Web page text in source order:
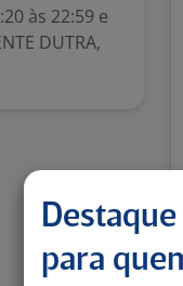
às 22:59 e
DUTRA,
para